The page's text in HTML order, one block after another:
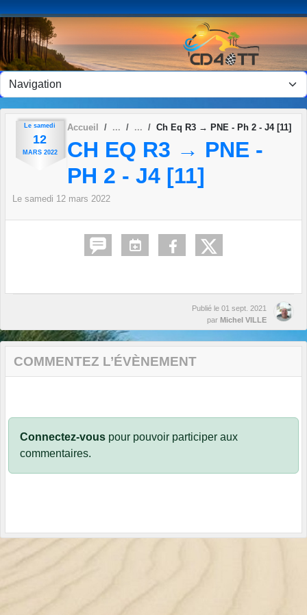
Le samedi
12
MARS 2022
Accueil Ch Eq R3 → PNE - Ph 2 - J4 [11]
CH EQ R3 → PNE -
PH 2 - J4 [11]
Le samedi 12 mars 2022
Publié le 01 sept. 2021
par Michel VILLE
COMMENTEZ L’ÉVÈNEMENT
Connectez-vous pour pouvoir participer aux
commentaires.